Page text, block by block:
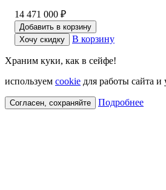
14 471 000 ₽
Добавить в корзину
Хочу скидку
В корзину
Храним куки, как в сейфе!
используем cookie для работы сайта и
Согласен, сохраняйте Подробнее